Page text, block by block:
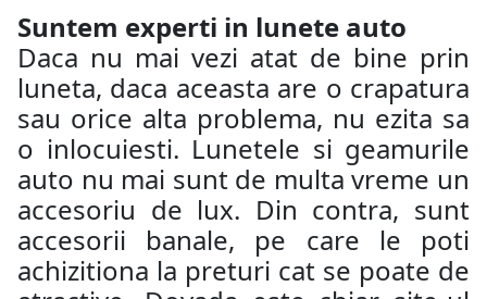
Suntem experti in lunete auto
Daca nu mai vezi atat de bine prin
luneta, daca aceasta are o crapatura
sau orice alta problema, nu ezita sa
o inlocuiesti. Lunetele si geamurile
auto nu mai sunt de multa vreme un
accesoriu de lux. Din contra, sunt
accesorii banale, pe care le poti
achizitiona la preturi cat se poate de